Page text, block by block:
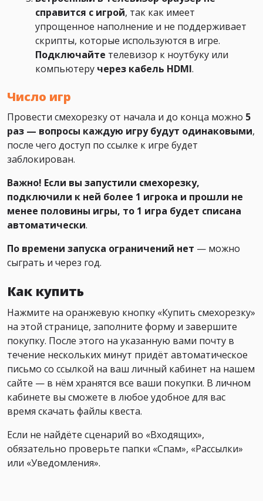
справится с игрой, так как имеет
упрощенное наполнение и не поддерживает
скрипты, которые используются в игре.
Подключайте телевизор к ноутбуку или
компьютеру через кабель HDMI.
Число игр
Провести смехорезку от начала и до конца можно 5
раз — вопросы каждую игру будут одинаковыми,
после чего доступ по ссылке к игре будет
заблокирован.
Важно! Если вы запустили смехорезку,
подключили к ней более 1 игрока и прошли не
менее половины игры, то 1 игра будет списана
автоматически.
По времени запуска ограничений нет — можно
сыграть и через год.
Как купить
Нажмите на оранжевую кнопку «Купить смехорезку»
на этой странице, заполните форму и завершите
покупку. После этого на указанную вами почту в
течение нескольких минут придёт автоматическое
письмо со ссылкой на ваш личный кабинет на нашем
сайте — в нём хранятся все ваши покупки. В личном
кабинете вы сможете в любое удобное для вас
время скачать файлы квеста.
Если не найдёте сценарий во «Входящих»,
обязательно проверьте папки «Спам», «Рассылки»
или «Уведомления».